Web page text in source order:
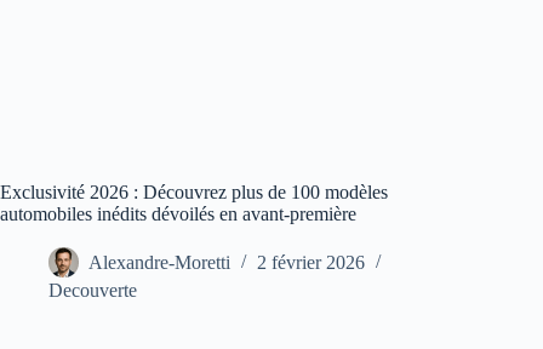
Exclusivité 2026 : Découvrez plus de 100 modèles
automobiles inédits dévoilés en avant-première
Alexandre-Moretti
2 février 2026
Decouverte